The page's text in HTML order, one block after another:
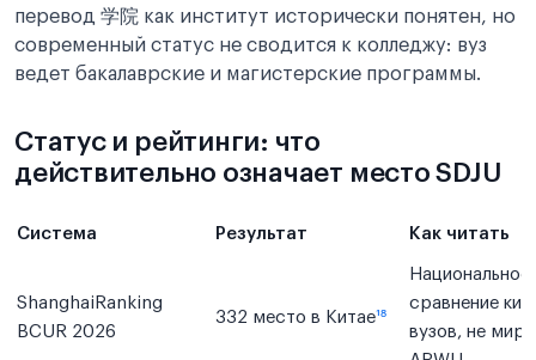
перевод 学院 как институт исторически понятен, но
современный статус не сводится к колледжу: вуз
ведет бакалаврские и магистерские программы.
Статус и рейтинги: что
действительно означает место SDJU
Система Результат Как читать
ShanghaiRanking
BCUR 2026
332 место в Китае¹⁸
Национальное
сравнение
вузов, не